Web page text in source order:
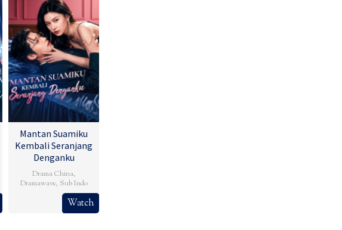
Mantan Suamiku
Kembali Seranjang
Denganku
Drama China,
Dramawave, Sub Indo
Watch